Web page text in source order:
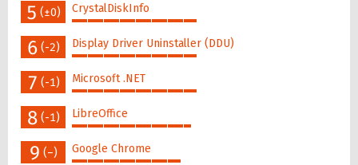
5 (±0) CrystalDiskInfo
6 (-2) Display Driver Uninstaller (DDU)
7 (-1) Microsoft .NET
8 (-1) LibreOffice
9 (–) Google Chrome